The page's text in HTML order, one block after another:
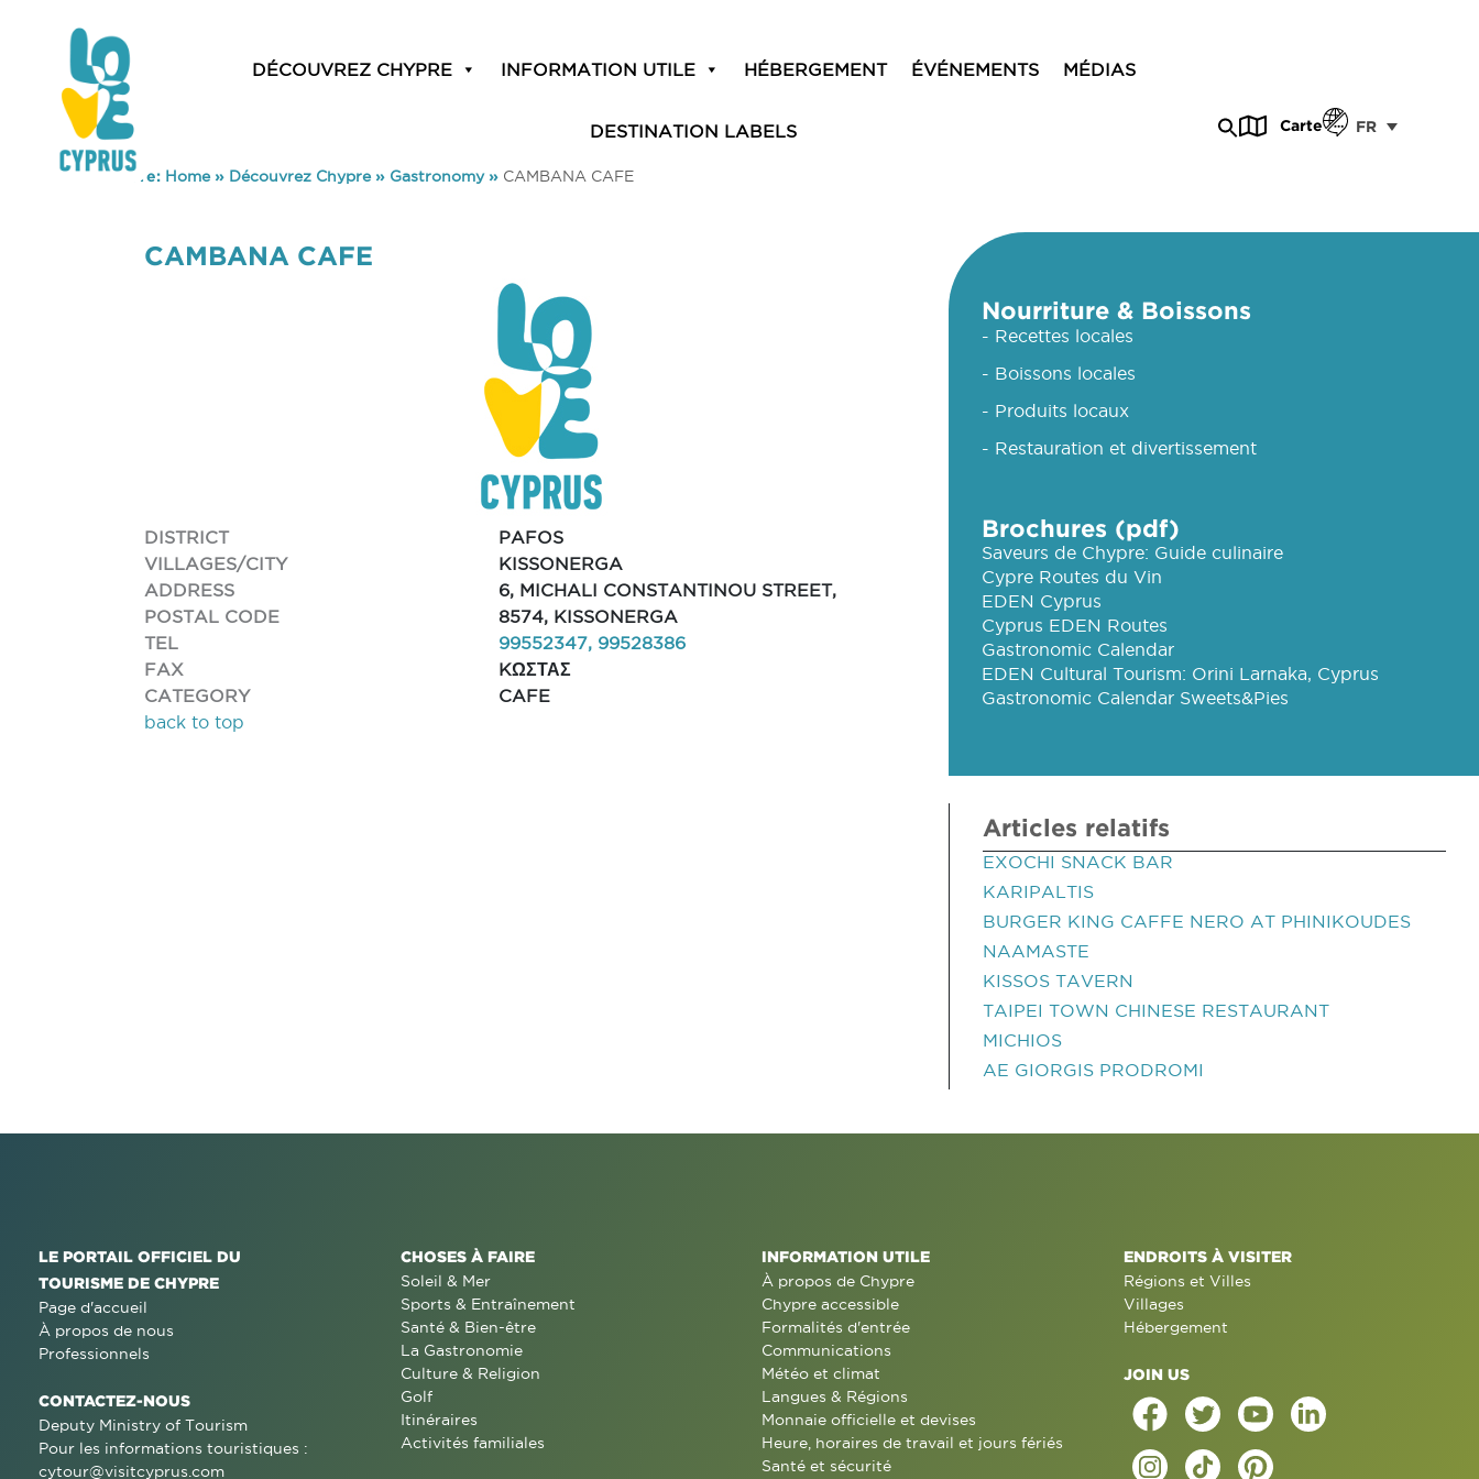
DÉCOUVREZ CHYPRE INFORMATION UTILE HÉBERGEMENT ÉVÉNEMENTS MÉDIAS
DESTINATION LABELS Carte FR
You are here: Home» Découvrez Chypre» Gastronomy» CAMBANA CAFE
CAMBANA CAFE
DISTRICT
PAFOS
VILLAGES/CITY
KISSONERGA
ADDRESS
6, MICHALI CONSTANTINOU STREET,
POSTAL CODE
8574, KISSONERGA
TEL
99552347, 99528386
FAX
KΩΣΤΑΣ
CATEGORY
CAFE
back to top
Nourriture & Boissons
- Recettes locales
- Boissons locales
- Produits locaux
- Restauration et divertissement
Brochures (pdf)
Saveurs de Chypre: Guide culinaire
Cypre Routes du Vin
EDEN Cyprus
Cyprus EDEN Routes
Gastronomic Calendar
EDEN Cultural Tourism: Orini Larnaka, Cyprus
Gastronomic Calendar Sweets&Pies
Articles relatifs
EXOCHI SNACK BAR
KARIPALTIS
BURGER KING CAFFE NERO AT PHINIKOUDES
NAAMASTE
KISSOS TAVERN
TAIPEI TOWN CHINESE RESTAURANT
MICHIOS
AE GIORGIS PRODROMI
LE PORTAIL OFFICIEL DU
TOURISME DE CHYPRE
Page d'accueil
À propos de nous
Professionnels
CONTACTEZ-NOUS
Deputy Ministry of Tourism
Pour les informations touristiques :
cytour@visitcyprus.com
CHOSES À FAIRE
Soleil & Mer
Sports & Entraînement
Santé & Bien-être
La Gastronomie
Culture & Religion
Golf
Itinéraires
Activités familiales
INFORMATION UTILE
À propos de Chypre
Chypre accessible
Formalités d'entrée
Communications
Météo et climat
Langues & Régions
Monnaie officielle et devises
Heure, horaires de travail et jours fériés
Santé et sécurité
ENDROITS À VISITER
Régions et Villes
Villages
Hébergement
JOIN US